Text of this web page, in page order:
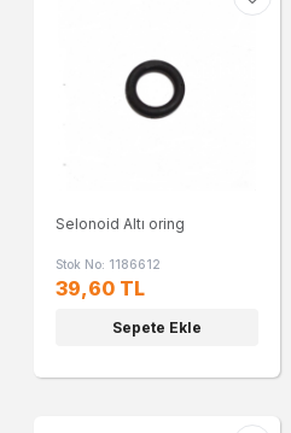
Selonoid Altı oring
Stok No: 1186612
39,60 TL
Sepete Ekle